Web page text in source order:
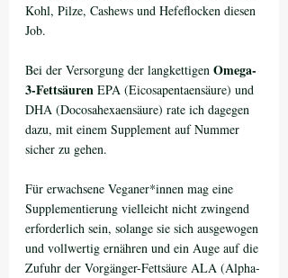
Kohl, Pilze, Cashews und Hefeflocken diesen
Job.
Bei der Versorgung der langkettigen Omega-
3-Fettsäuren EPA (Eicosapentaensäure) und
DHA (Docosahexaensäure) rate ich dagegen
dazu, mit einem Supplement auf Nummer
sicher zu gehen.
Für erwachsene Veganer*innen mag eine
Supplementierung vielleicht nicht zwingend
erforderlich sein, solange sie sich ausgewogen
und vollwertig ernähren und ein Auge auf die
Zufuhr der Vorgänger-Fettsäure ALA (Alpha-